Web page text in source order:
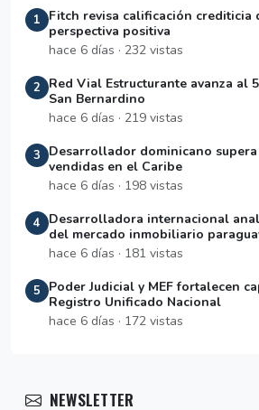
1
Fitch revisa calificación crediticia
perspectiva positiva
hace 6 días · 232 vistas
2
Red Vial Estructurante avanza al
San Bernardino
hace 6 días · 219 vistas
3
Desarrollador dominicano supera
vendidas en el Caribe
hace 6 días · 198 vistas
4
Desarrolladora internacional
del mercado inmobiliario
hace 6 días · 181 vistas
5
Poder Judicial y MEF fortalecen
Registro Unificado Nacional
hace 6 días · 172 vistas
NEWSLETTER